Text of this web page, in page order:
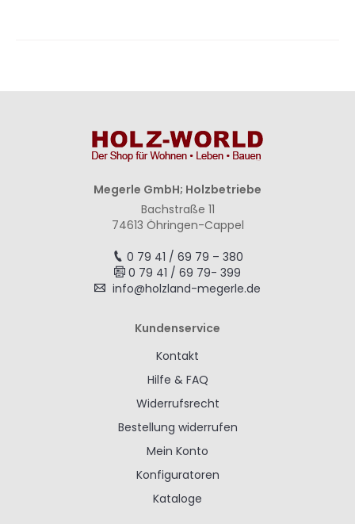
Megerle GmbH; Holzbetriebe
Bachstraße 11
74613 Öhringen-Cappel
0 79 41 / 69 79 – 380
0 79 41 / 69 79- 399
info@holzland-megerle.de
Kundenservice
Kontakt
Hilfe & FAQ
Widerrufsrecht
Bestellung widerrufen
Mein Konto
Konfiguratoren
Kataloge